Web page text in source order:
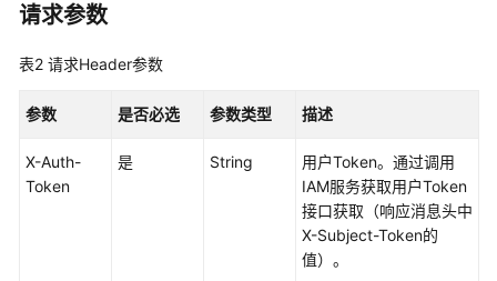
用
API（V2）
请求参数
表2 请求Header参数
参数 是否必选 参数类型 描述
X-Auth-
Token
是 String
用户Token。通过调用
IAM服务获取用户Token
接口获取（响应消息头中
X-Subject-Token的
值）。